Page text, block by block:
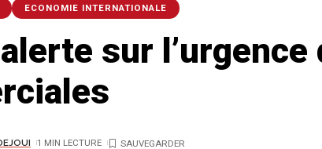
ECONOMIE INTERNATIONALE
sur
1 MIN LECTURE